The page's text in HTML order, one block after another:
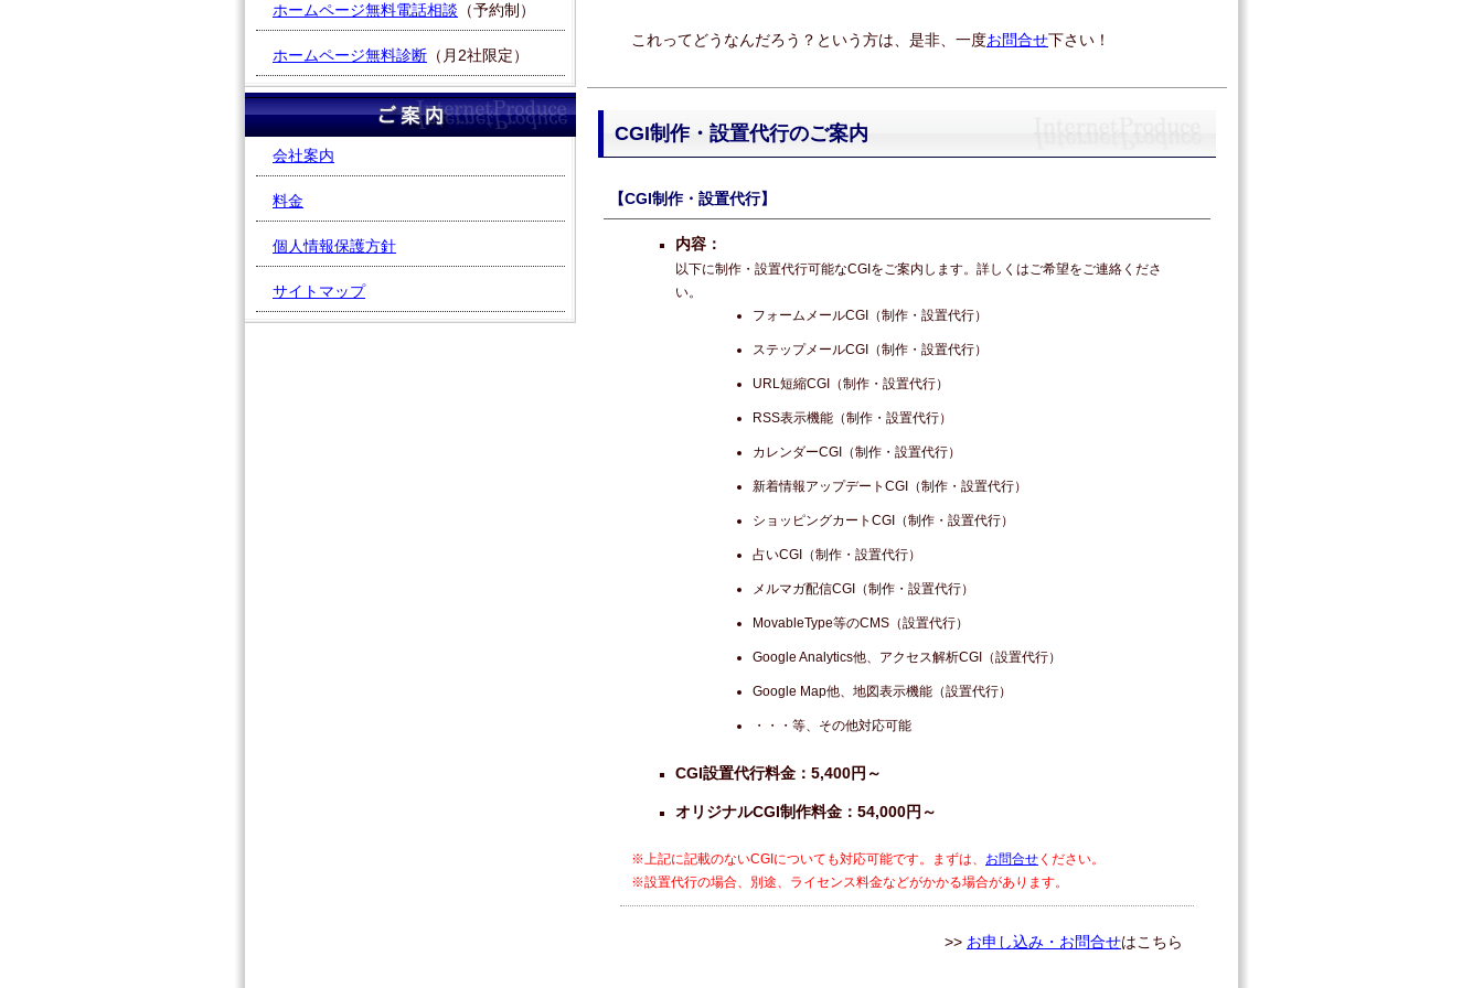
これってどうなんだろう？という方は、是非、一度お問合せ下さい！
CGI制作・設置代行のご案内
【CGI制作・設置代行】
内容：
以下に制作・設置代行可能なCGIをご案内します。詳しくはご希望をご連絡くださ
い。
フォームメールCGI（制作・設置代行）
ステップメールCGI（制作・設置代行）
URL短縮CGI（制作・設置代行）
RSS表示機能（制作・設置代行）
カレンダーCGI（制作・設置代行）
新着情報アップデートCGI（制作・設置代行）
ショッピングカートCGI（制作・設置代行）
占いCGI（制作・設置代行）
メルマガ配信CGI（制作・設置代行）
MovableType等のCMS（設置代行）
Google Analytics他、アクセス解析CGI（設置代行）
Google Map他、地図表示機能（設置代行）
・・・等、その他対応可能
CGI設置代行料金：5,400円～
オリジナルCGI制作料金：54,000円～
※上記に記載のないCGIについても対応可能です。まずは、 お問合せ ください。
※設置代行の場合、別途、ライセンス料金などがかかる場合があります。
>> お申し込み・お問合せはこちら
ホームページ無料電話相談 （予約制）
ホームページ無料診断 （月2社限定）
会社案内
料金
個人情報保護方針
サイトマップ